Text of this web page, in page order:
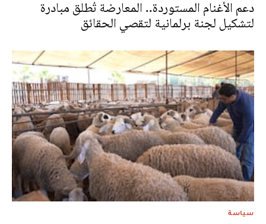
دعم الأغنام المستوردة.. المعارضة تُطلق مبادرة
لتشكيل لجنة برلمانية لتقصي الحقائق
سياسة